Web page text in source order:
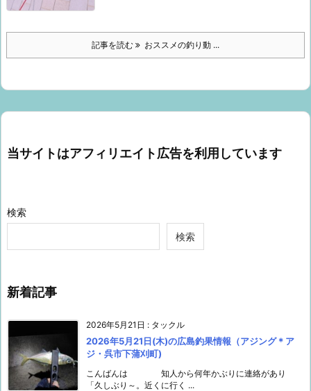
記事を読む おススメの釣り動 ...
当サイトはアフィリエイト広告を利用しています
検索
検索
新着記事
2026年5月21日 : タックル
2026年5月21日(木)の広島釣果情報（アジング＊ア
ジ・呉市下蒲刈町)
こんばんは 知人から何年かぶりに連絡があり
「久しぶり～。近くに行く ...